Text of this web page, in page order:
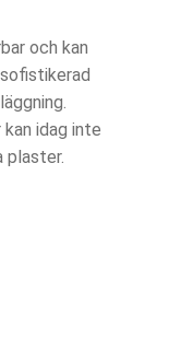
och kan
kan idag inte
plaster.